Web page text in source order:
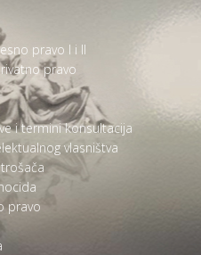
pravo I i II
pravo
i termini konsultacija
vlasništva
pravo